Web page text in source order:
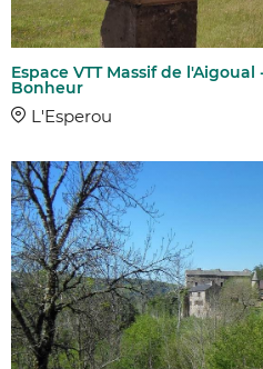
Espace VTT Massif de
Bonheur
L'Esperou